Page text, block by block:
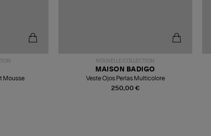
Mousse
NOUVELLE COLLECTION
250,00 €
MAISON BADIGO
Veste Ojos Perlas Multicolore